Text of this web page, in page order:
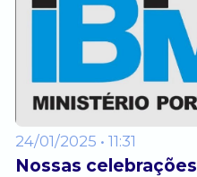
24/01/2025 • 11:31
Nossas celebrações